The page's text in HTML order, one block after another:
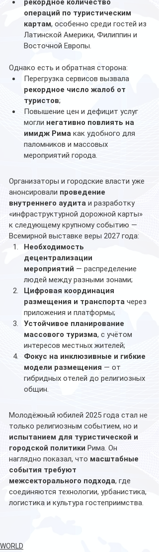
рекордное количество
операций по туристическим
картам, особенно среди гостей из
Латинской Америки, Филиппин и
Восточной Европы.
Однако есть и обратная сторона:
Перегрузка сервисов вызвала
рекордное число жалоб от
туристов;
Повышение цен и дефицит услуг
могли негативно повлиять на
имидж Рима как удобного для
паломников и массовых
мероприятий города.
Организаторы и городские власти уже
анонсировали проведение
внутреннего аудита и разработку
«инфраструктурной дорожной карты»
к следующему крупному событию —
Всемирной выставке веры 2027 года:
Необходимость
децентрализации
мероприятий — распределение
людей между разными зонами;
Цифровая координация
размещения и транспорта через
приложения и платформы;
Устойчивое планирование
массового туризма, с учётом
интересов местных жителей;
Фокус на инклюзивные и гибкие
модели размещения — от
гибридных отелей до религиозных
общин.
Молодёжный юбилей 2025 года стал не
только религиозным событием, но и
испытанием для туристической и
городской политики Рима. Он
наглядно показал, что масштабные
события требуют
межсекторального подхода, где
соединяются технологии, урбанистика,
логистика и культура гостеприимства.
WORLD